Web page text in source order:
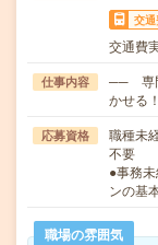
交
交通費
仕事内容
── 専
かせる
応募資格
職種未
不要
●事務
ンの基
職場の雰囲気